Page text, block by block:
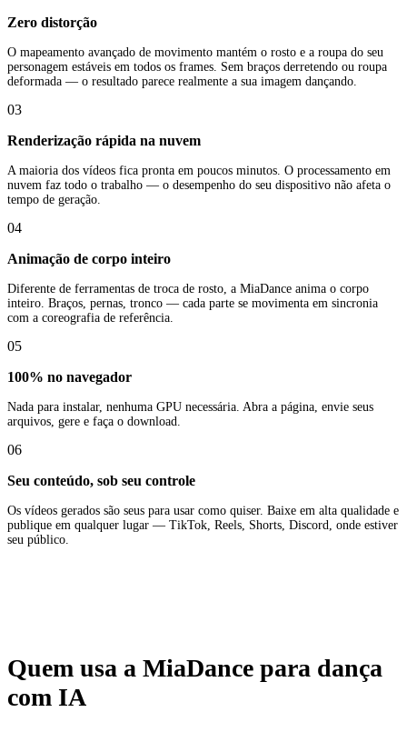
Zero distorção
O mapeamento avançado de movimento mantém o rosto e a roupa do seu
personagem estáveis em todos os frames. Sem braços derretendo ou roupa
deformada — o resultado parece realmente a sua imagem dançando.
03
Renderização rápida na nuvem
A maioria dos vídeos fica pronta em poucos minutos. O processamento em
nuvem faz todo o trabalho — o desempenho do seu dispositivo não afeta o
tempo de geração.
04
Animação de corpo inteiro
Diferente de ferramentas de troca de rosto, a MiaDance anima o corpo
inteiro. Braços, pernas, tronco — cada parte se movimenta em sincronia
com a coreografia de referência.
05
100% no navegador
Nada para instalar, nenhuma GPU necessária. Abra a página, envie seus
arquivos, gere e faça o download.
06
Seu conteúdo, sob seu controle
Os vídeos gerados são seus para usar como quiser. Baixe em alta qualidade e
publique em qualquer lugar — TikTok, Reels, Shorts, Discord, onde estiver
seu público.
Quem usa a MiaDance para dança
com IA